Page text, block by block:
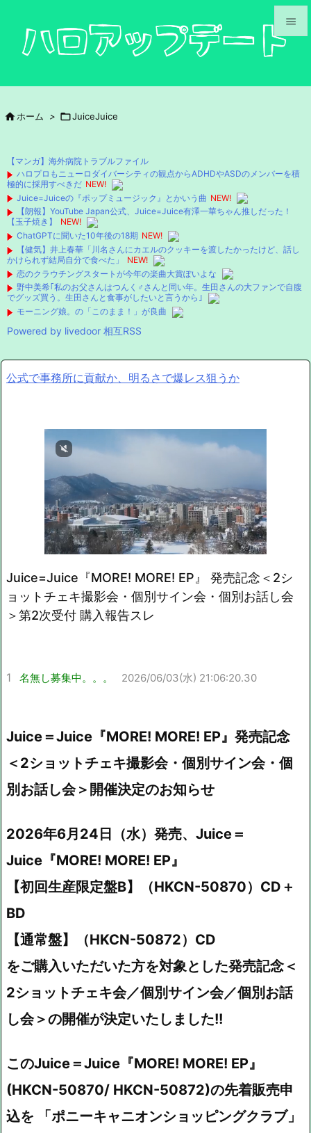



次へ
検索
 ホーム > JuiceJuice
【マンガ】海外病院トラブルファイル
ハロプロもニューロダイバーシティの観点からADHDやASDのメンバーを積
極的に採用すべきだ NEW!
Juice=Juiceの『ポップミュージック』とかいう曲 NEW!
【朗報】YouTube Japan公式、Juice=Juice有澤一華ちゃん推しだった！
【玉子焼き】
NEW!
ChatGPTに聞いた10年後の18期 NEW!
【健気】井上春華「川名さんにカエルのクッキーを渡したかったけど、話し
かけられず結局自分で食べた」
NEW!
恋のクラウチングスタートが今年の楽曲大賞ぽいよな
野中美希｢私のお父さんはつんく♂さんと同い年。生田さんの大ファンで自腹
でグッズ買う。生田さんと食事がしたいと言うから｣
モーニング娘。の「このまま！」が良曲
Powered by livedoor 相互RSS
公式で事務所に貢献か、明るさで爆レス狙うか
Juice=Juice『MORE! MORE! EP』 発売記念＜2シ
ョットチェキ撮影会・個別サイン会・個別お話し会
＞第2次受付 購入報告スレ
1 名無し募集中。。。 2026/06/03(水) 21:06:20.30
Juice＝Juice『MORE! MORE! EP』発売記念
＜2ショットチェキ撮影会・個別サイン会・個
別お話し会＞開催決定のお知らせ
2026年6月24日（水）発売、Juice＝
Juice『MORE! MORE! EP』
【初回生産限定盤B】（HKCN-50870）CD＋
BD
【通常盤】（HKCN-50872）CD
をご購入いただいた方を対象とした発売記念＜
2ショットチェキ会／個別サイン会／個別お話
し会＞の開催が決定いたしました!!
このJuice＝Juice『MORE! MORE! EP』
(HKCN-50870/ HKCN-50872)の先着販売申
込を 「ポニーキャニオンショッピングクラブ」